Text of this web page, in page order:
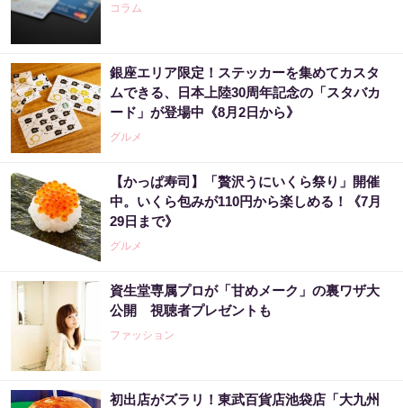
コラム
銀座エリア限定！ステッカーを集めてカスタ
ムできる、日本上陸30周年記念の「スタバカ
ード」が登場中《8月2日から》
グルメ
【かっぱ寿司】「贅沢うにいくら祭り」開催
中。いくら包みが110円から楽しめる！《7月
29日まで》
グルメ
資生堂専属プロが「甘めメーク」の裏ワザ大
公開 視聴者プレゼントも
ファッション
初出店がズラリ！東武百貨店池袋店「大九州